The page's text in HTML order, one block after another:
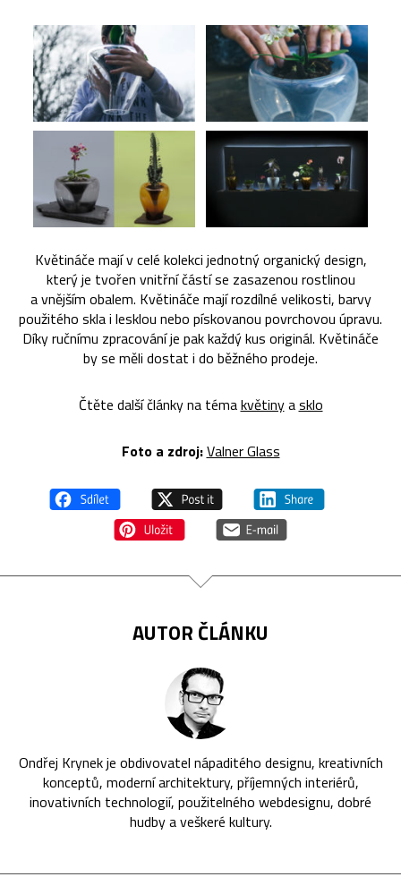
Květináče mají v celé kolekci jednotný organický design,
který je tvořen vnitřní částí se zasazenou rostlinou
a vnějším obalem. Květináče mají rozdílné velikosti, barvy
použitého skla i lesklou nebo pískovanou povrchovou úpravu.
Díky ručnímu zpracování je pak každý kus originál. Květináče
by se měli dostat i do běžného prodeje.
Čtěte další články na témakvětinyasklo
Foto a zdroj:Valner Glass
AUTOR ČLÁNKU
Ondřej Krynek je obdivovatel nápaditého designu, kreativních
konceptů, moderní architektury, příjemných interiérů,
inovativních technologií, použitelného webdesignu, dobré
hudby a veškeré kultury.